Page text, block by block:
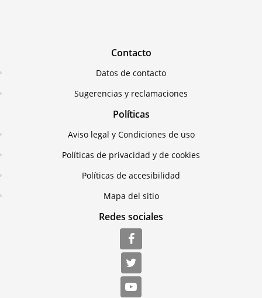
Contacto
Datos de contacto
Sugerencias y reclamaciones
Políticas
Aviso legal y Condiciones de uso
Políticas de privacidad y de cookies
Políticas de accesibilidad
Mapa del sitio
Redes sociales